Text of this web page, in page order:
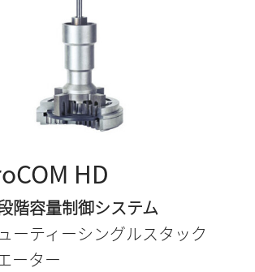
HD
階容量制御システム
ーティーシングルスタック
ーター